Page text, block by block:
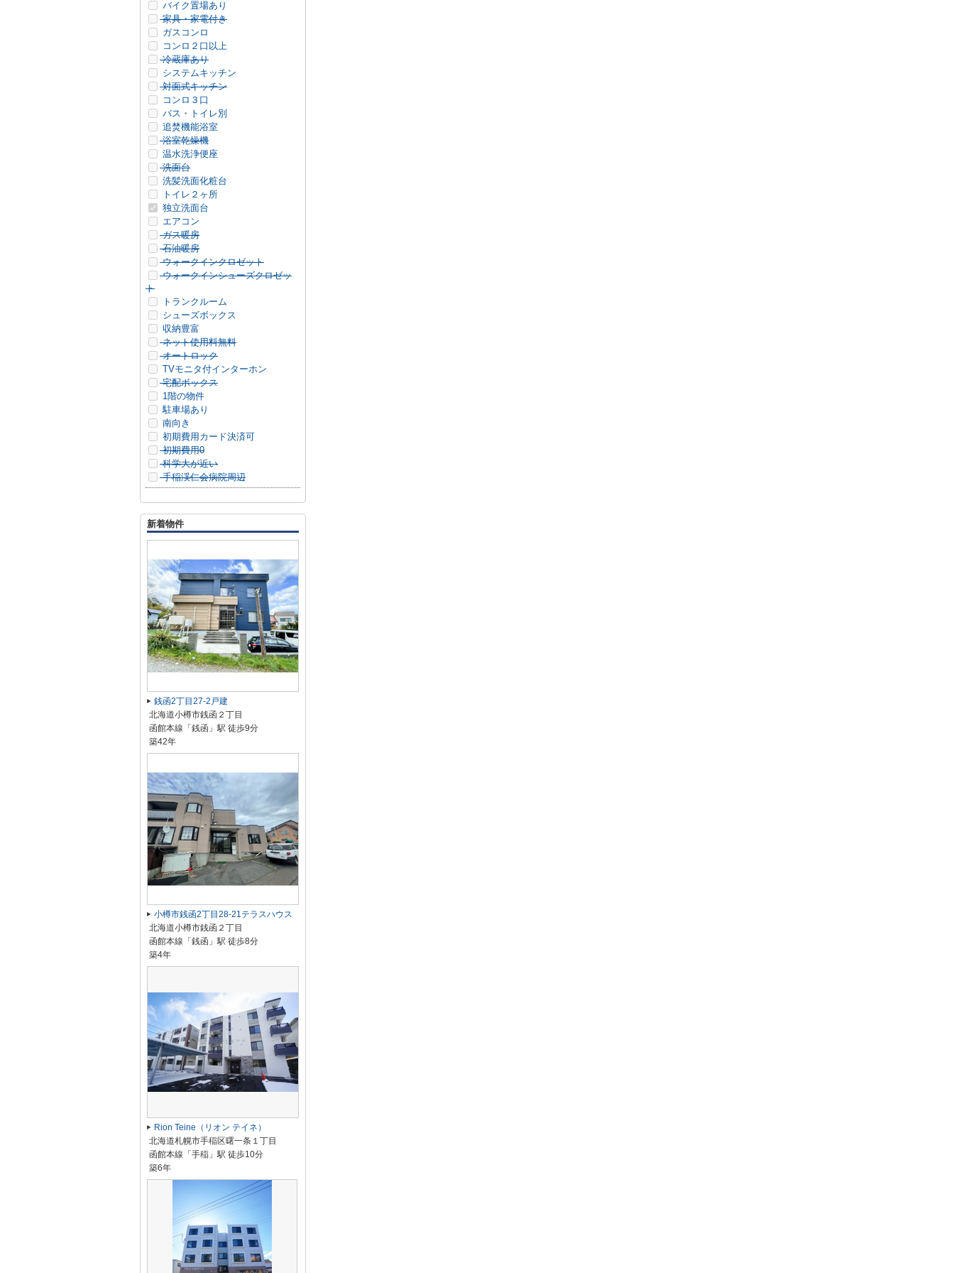
バイク置場あり
家具・家電付き
ガスコンロ
コンロ２口以上
冷蔵庫あり
システムキッチン
対面式キッチン
コンロ３口
バス・トイレ別
追焚機能浴室
浴室乾燥機
温水洗浄便座
洗面台
洗髪洗面化粧台
トイレ２ヶ所
独立洗面台
エアコン
ガス暖房
石油暖房
ウォークインクロゼット
ウォークインシューズクロゼッ
ト
トランクルーム
シューズボックス
収納豊富
ネット使用料無料
オートロック
TVモニタ付インターホン
宅配ボックス
1階の物件
駐車場あり
南向き
初期費用カード決済可
初期費用0
科学大が近い
手稲渓仁会病院周辺
新着物件
銭函2丁目27-2戸建
北海道小樽市銭函２丁目
函館本線「銭函」駅 徒歩9分
築42年
小樽市銭函2丁目28-21テラスハウス
北海道小樽市銭函２丁目
函館本線「銭函」駅 徒歩8分
築4年
Rion Teine（リオン テイネ）
北海道札幌市手稲区曙一条１丁目
函館本線「手稲」駅 徒歩10分
築6年